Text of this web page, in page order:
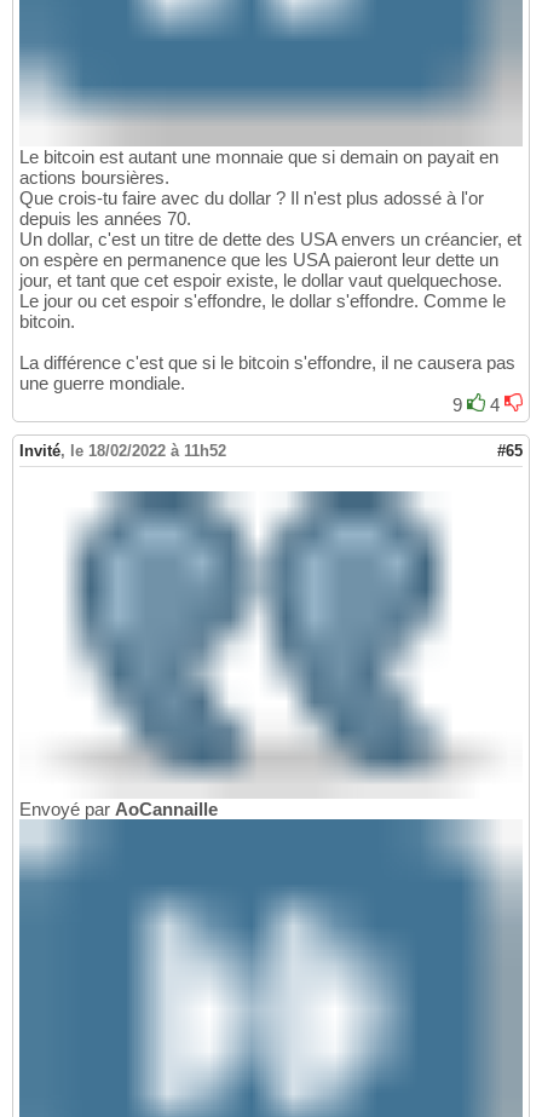
Le bitcoin est autant une monnaie que si demain on payait en
actions boursières.
Que crois-tu faire avec du dollar ? Il n'est plus adossé à l'or
depuis les années 70.
Un dollar, c'est un titre de dette des USA envers un créancier, et
on espère en permanence que les USA paieront leur dette un
jour, et tant que cet espoir existe, le dollar vaut quelquechose.
Le jour ou cet espoir s'effondre, le dollar s'effondre. Comme le
bitcoin.
La différence c'est que si le bitcoin s'effondre, il ne causera pas
une guerre mondiale.
9
4
Invité, le 18/02/2022 à 11h52 #65
Envoyé par AoCannaille